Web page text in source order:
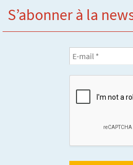
S’abonner à la